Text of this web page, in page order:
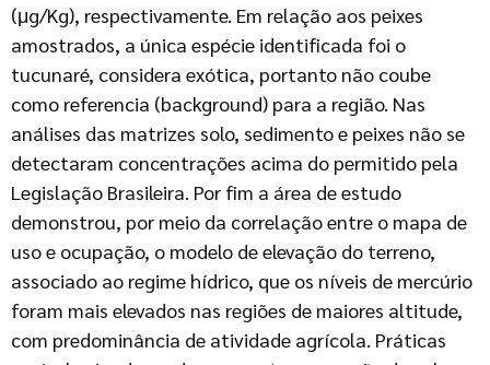
(μg/Kg), respectivamente. Em relação aos peixes
amostrados, a única espécie identificada foi o
tucunaré, considera exótica, portanto não coube
como referencia (background) para a região. Nas
análises das matrizes solo, sedimento e peixes não se
detectaram concentrações acima do permitido pela
Legislação Brasileira. Por fim a área de estudo
demonstrou, por meio da correlação entre o mapa de
uso e ocupação, o modelo de elevação do terreno,
associado ao regime hídrico, que os níveis de mercúrio
foram mais elevados nas regiões de maiores altitude,
com predominância de atividade agrícola. Práticas